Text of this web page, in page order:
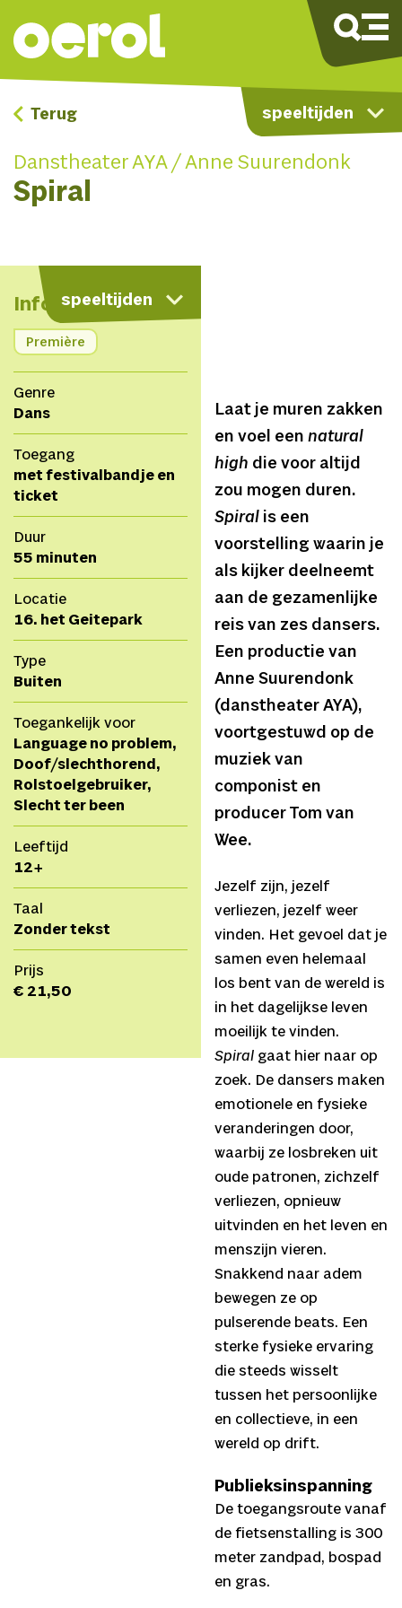
speeltijden
Terug
Danstheater AYA / Anne Suurendonk
Spiral
speeltijden
kaart
Info
Première
Genre
Dans
Toegang
met festivalbandje en
ticket
Duur
55 minuten
Locatie
16. het Geitepark
Type
Buiten
Toegankelijk voor
Language no problem,
Doof/slechthorend,
Rolstoelgebruiker,
Slecht ter been
Leeftijd
12+
Taal
Zonder tekst
Prijs
€ 21,50
Laat je muren zakken
en voel een natural
high die voor altijd
zou mogen duren.
Spiral is een
voorstelling waarin je
als kijker deelneemt
aan de gezamenlijke
reis van zes dansers.
Een productie van
Anne Suurendonk
(danstheater AYA),
voortgestuwd op de
muziek van
componist en
producer Tom van
Wee.
Jezelf zijn, jezelf
verliezen, jezelf weer
vinden. Het gevoel dat je
samen even helemaal
los bent van de wereld is
in het dagelijkse leven
moeilijk te vinden.
Spiral gaat hier naar op
zoek. De dansers maken
emotionele en fysieke
veranderingen door,
waarbij ze losbreken uit
oude patronen, zichzelf
verliezen, opnieuw
uitvinden en het leven en
menszijn vieren.
Snakkend naar adem
bewegen ze op
pulserende beats. Een
sterke fysieke ervaring
die steeds wisselt
tussen het persoonlijke
en collectieve, in een
wereld op drift.
Publieksinspanning
De toegangsroute vanaf
de fietsenstalling is 300
meter zandpad, bospad
en gras.